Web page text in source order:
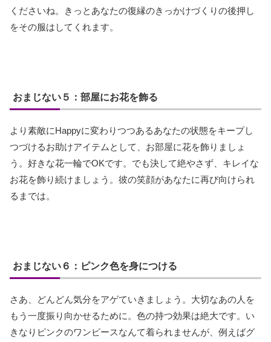
くださいね。きっとあなたの復縁のきっかけづくりの後押し
をその服はしてくれます。
おまじない５：部屋にお花を飾る
より素敵にHappyに変わりつつあるあなたの状態をキープし
つづけるお助けアイテムとして、お部屋に花を飾りましょ
う。好きな花一輪でOKです。でも決して絶やさず、キレイな
お花を飾り続けましょう。彼の笑顔があなたに再び向けられ
るまでは。
おまじない６：ピンク色を身につける
さあ、どんどん気分をアゲていきましょう。大切なあの人を
もう一度振り向かせるために。色の持つ効果は絶大です。い
きなりピンクのワンピースなんて着られませんが、例えばグ